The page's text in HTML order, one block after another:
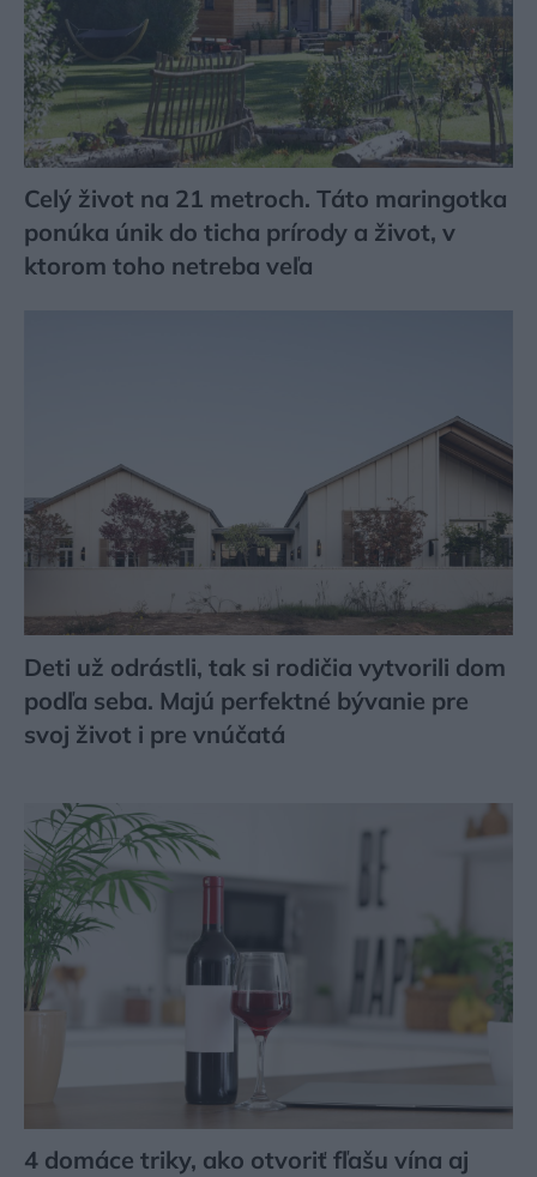
Celý život na 21 metroch. Táto maringotka
ponúka únik do ticha prírody a život, v
ktorom toho netreba veľa
Deti už odrástli, tak si rodičia vytvorili dom
podľa seba. Majú perfektné bývanie pre
svoj život i pre vnúčatá
4 domáce triky, ako otvoriť fľašu vína aj